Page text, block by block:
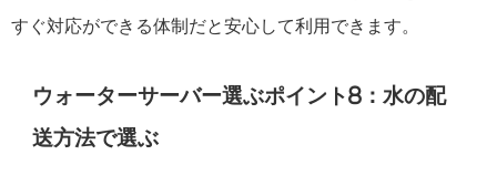
すぐ対応ができる体制だと安心して利用できます。
ウォーターサーバー選ぶポイント8：水の配
送方法で選ぶ